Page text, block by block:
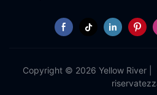
Copyright © 2026 Yellow River |